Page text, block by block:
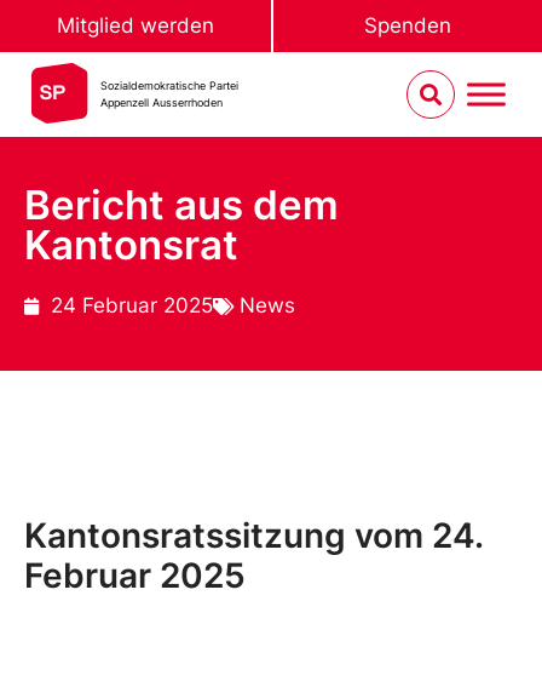
Mitglied werden Spenden
Sozialdemokratische Partei
Appenzell Ausserrhoden
Bericht aus dem
Kantonsrat
24 Februar 2025 News
Kantonsratssitzung vom 24.
Februar 2025